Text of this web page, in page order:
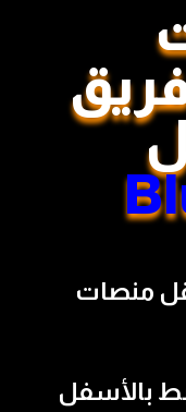
منصات
بالأسفل